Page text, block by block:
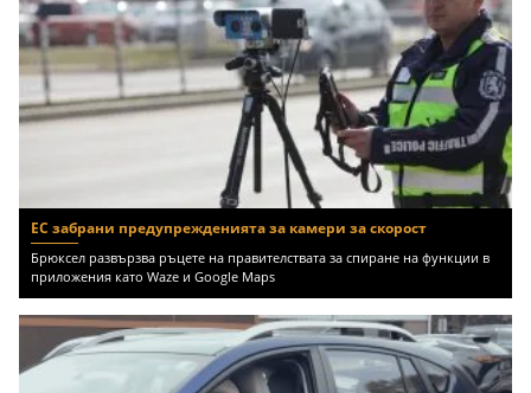
ЕС забрани предупрежденията за камери за скорост
Брюксел развързва ръцете на правителствата за спиране на функции в
приложения като Waze и Google Maps